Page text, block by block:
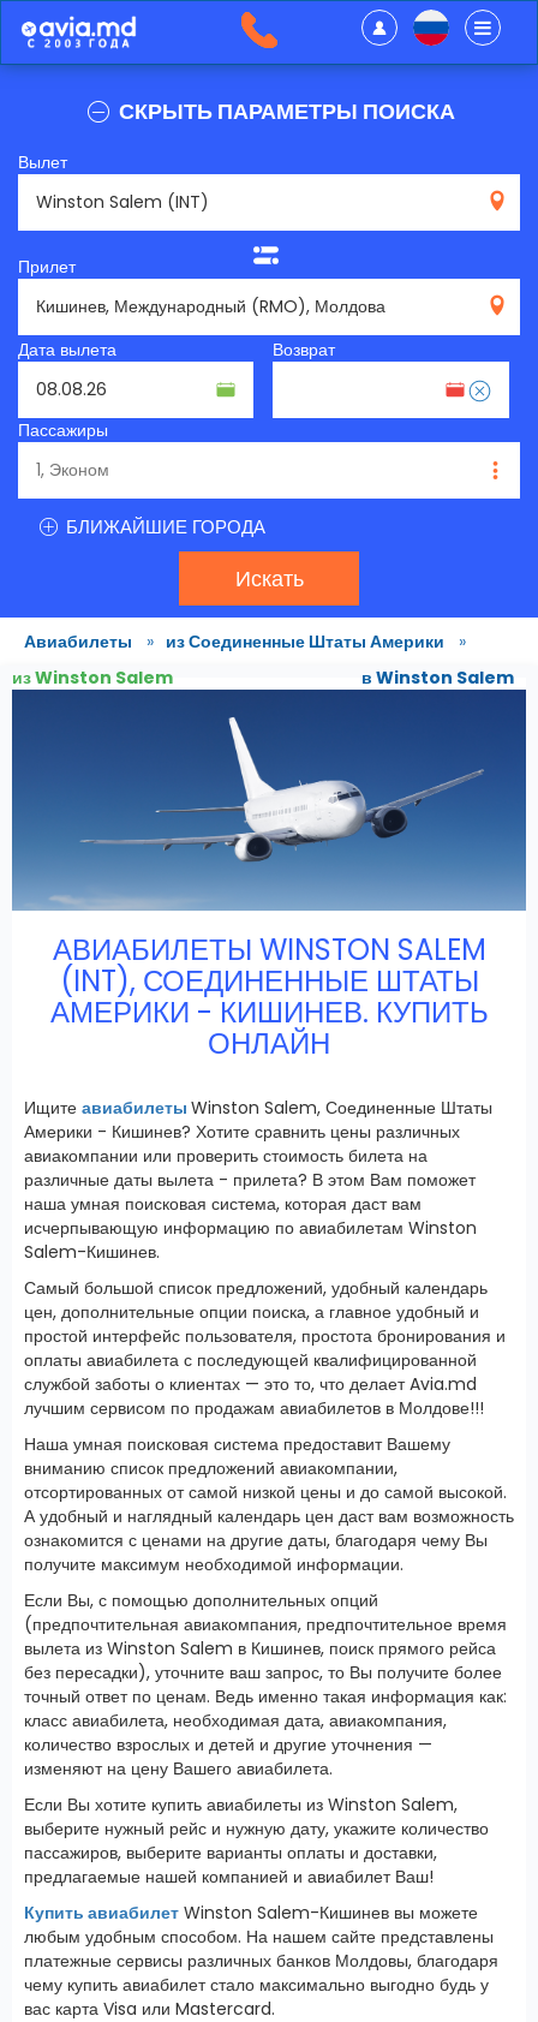
СКРЫТЬ ПАРАМЕТРЫ ПОИСКА
Вылет
Прилет
Дата вылета
Возврат
Пассажиры
БЛИЖАЙШИЕ ГОРОДА
Искать
Авиабилеты » из Соединенные Штаты Америки »
из Winston Salem
в Winston Salem
АВИАБИЛЕТЫ WINSTON SALEM
(INT), СОЕДИНЕННЫЕ ШТАТЫ
АМЕРИКИ - КИШИНЕВ. КУПИТЬ
ОНЛАЙН
Ищите авиабилеты Winston Salem, Соединенные Штаты
Америки - Кишинев? Хотите сравнить цены различных
авиакомпании или проверить стоимость билета на
различные даты вылета - прилета? В этом Вам поможет
наша умная поисковая система, которая даст вам
исчерпывающую информацию по авиабилетам Winston
Salem-Кишинев.
Самый большой список предложений, удобный календарь
цен, дополнительные опции поиска, а главное удобный и
простой интерфейс пользователя, простота бронирования и
оплаты авиабилета с последующей квалифицированной
службой заботы о клиентах — это то, что делает Avia.md
лучшим сервисом по продажам авиабилетов в Молдове!!!
Наша умная поисковая система предоставит Вашему
вниманию список предложений авиакомпании,
отсортированных от самой низкой цены и до самой высокой.
А удобный и наглядный календарь цен даст вам возможность
ознакомится с ценами на другие даты, благодаря чему Вы
получите максимум необходимой информации.
Если Вы, с помощью дополнительных опций
(предпочтительная авиакомпания, предпочтительное время
вылета из Winston Salem в Кишинев, поиск прямого рейса
без пересадки), уточните ваш запрос, то Вы получите более
точный ответ по ценам. Ведь именно такая информация как:
класс авиабилета, необходимая дата, авиакомпания,
количество взрослых и детей и другие уточнения —
изменяют на цену Вашего авиабилета.
Если Вы хотите купить авиабилеты из Winston Salem,
выберите нужный рейс и нужную дату, укажите количество
пассажиров, выберите варианты оплаты и доставки,
предлагаемые нашей компанией и авиабилет Ваш!
Купить авиабилет Winston Salem-Кишинев вы можете
любым удобным способом. На нашем сайте представлены
платежные сервисы различных банков Молдовы, благодаря
чему купить авиабилет стало максимально выгодно будь у
вас карта Visa или Mastercard.